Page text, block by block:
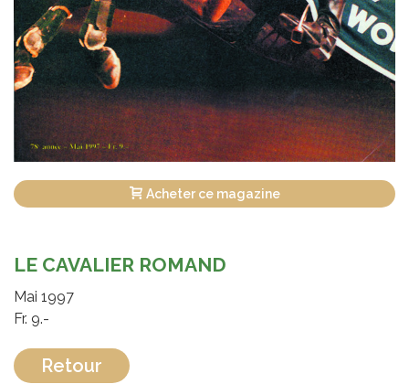
Acheter ce magazine
LE CAVALIER ROMAND
Mai 1997
Fr. 9.-
Retour